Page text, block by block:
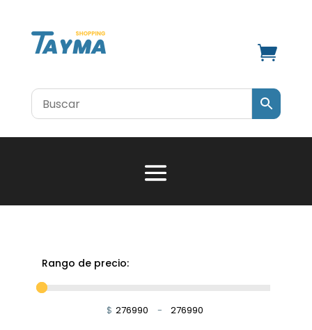

Rango de precio:
$ Minimum Price
-
Maximum Price